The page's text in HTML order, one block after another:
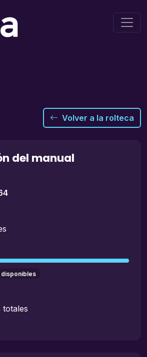
Volver a la rolteca
del manual
disponibles
totales